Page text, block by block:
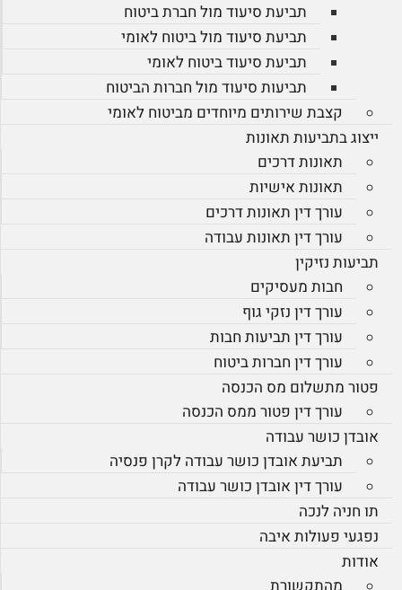
תביעת סיעוד מול חברת ביטוח
תביעת סיעוד מול ביטוח לאומי
תביעת סיעוד ביטוח לאומי
תביעות סיעוד מול חברות הביטוח
קצבת שירותים מיוחדים מביטוח לאומי
ייצוג בתביעות תאונות
תאונות דרכים
תאונות אישיות
עורך דין תאונות דרכים
עורך דין תאונות עבודה
תביעות נזיקין
חבות מעסיקים
עורך דין נזקי גוף
עורך דין תביעות חבות
עורך דין חברות ביטוח
פטור מתשלום מס הכנסה
עורך דין פטור ממס הכנסה
אובדן כושר עבודה
תביעת אובדן כושר עבודה לקרן פנסיה
עורך דין אובדן כושר עבודה
תו חניה לנכה
נפגעי פעולות איבה
אודות